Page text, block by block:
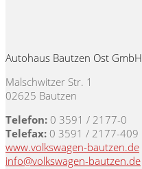
Autohaus Bautzen Ost GmbH
Malschwitzer Str. 1
02625 Bautzen
Telefon: 0 3591 / 2177-0
Telefax: 0 3591 / 2177-409
www.volkswagen-bautzen.de
info@volkswagen-bautzen.de